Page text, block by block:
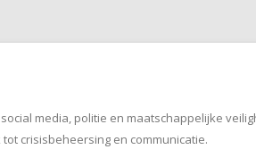
media, politie en maatschappelijke
crisisbeheersing en communicatie.